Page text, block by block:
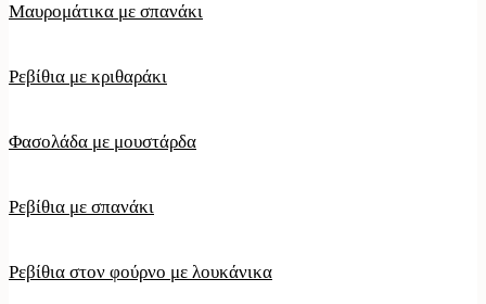
Μαυρομάτικα με σπανάκι
Ρεβίθια με κριθαράκι
Φασολάδα με μουστάρδα
Ρεβίθια με σπανάκι
Ρεβίθια στον φούρνο με λουκάνικα